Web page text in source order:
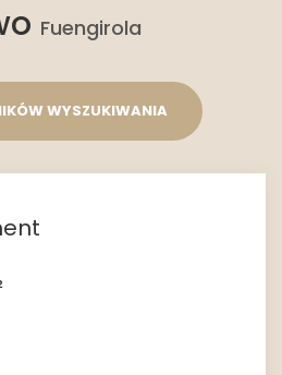
Fuengirola
WYSZUKIWANIA